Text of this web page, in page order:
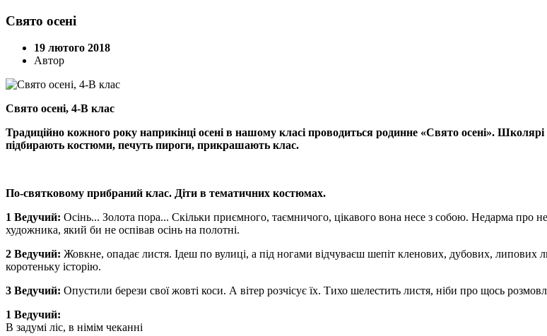
Свято осені
19 лютого 2018
Автор
Свято осені, 4-В клас
Традиційно кожного року наприкінці осені в нашому класі проводиться родинне «Свято осені».
підбирають костюми, печуть пироги, прикрашають клас.
По-святковому прибраний клас. Діти в тематичних костюмах.
1 Ведучий: Осінь... Золота пора... Скільки приємного, таємничого, цікавого вона несе з собою. Недарма про
художника, який би не оспівав осінь на полотні.
2 Ведучий: Жовкне, опадає листя. Ідеш по вулиці, а під ногами відчуваєш шепіт кленових, дубових, липових
коротеньку історію.
3 Ведучий: Опустили берези свої жовті коси. А вітер розчісує їх. Тихо шелестить листя, ніби про щось
1 Ведучий:
В задумі ліс, в німім чеканні